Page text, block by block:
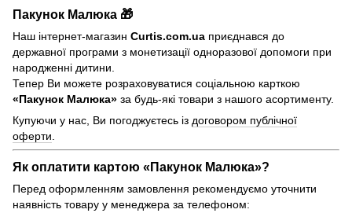
Пакунок Малюка 🎁
Наш інтернет-магазин Curtis.com.ua приєднався до
державної програми з монетизації одноразової допомоги при
народженні дитини.
Тепер Ви можете розраховуватися соціальною карткою
«Пакунок Малюка» за будь-які товари з нашого асортименту.
Купуючи у нас, Ви погоджуєтесь із договором публічної
оферти
Як оплатити картою «Пакунок Малюка»?
Перед оформленням замовлення рекомендуємо уточнити
наявність товару у менеджера за телефоном: